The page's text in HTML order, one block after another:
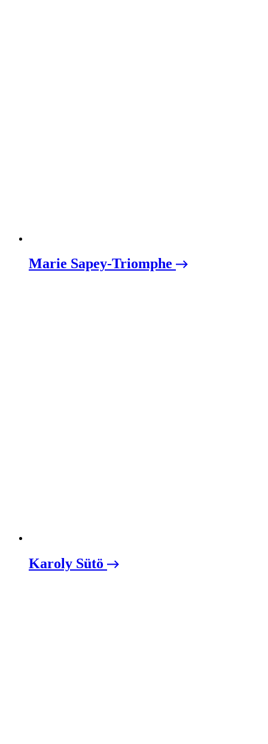
Marie Sapey-Triomphe
Karoly Sütö